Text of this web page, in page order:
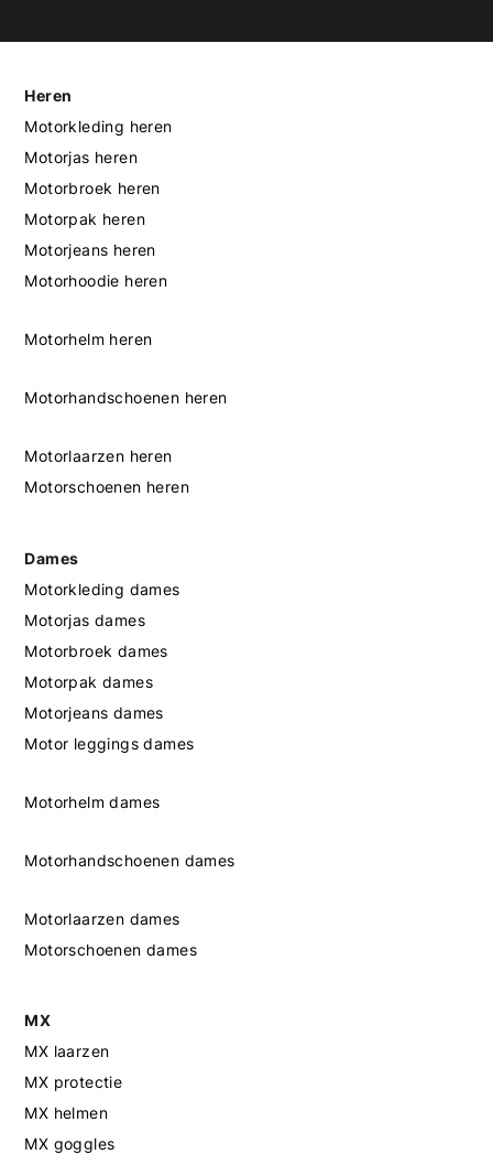
Heren
Motorkleding heren
Motorjas heren
Motorbroek heren
Motorpak heren
Motorjeans heren
Motorhoodie heren
Motorhelm heren
Motorhandschoenen heren
Motorlaarzen heren
Motorschoenen heren
Dames
Motorkleding dames
Motorjas dames
Motorbroek dames
Motorpak dames
Motorjeans dames
Motor leggings dames
Motorhelm dames
Motorhandschoenen dames
Motorlaarzen dames
Motorschoenen dames
MX
MX laarzen
MX protectie
MX helmen
MX goggles